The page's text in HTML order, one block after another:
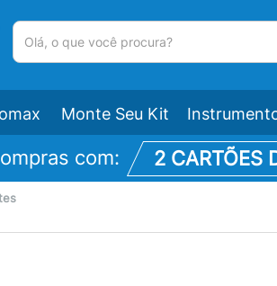
Monte Seu Kit
com: 2 CARTÕES